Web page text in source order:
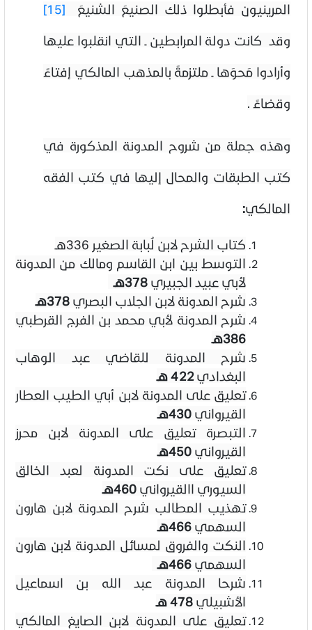
المرينيون فأبطلوا ذلك الصنيعَ الشنيعَ
وقد كانت دولة المرابطين ـ التي انقلبوا عليها
وأرادوا مَحوَها ـ ملتزمةً بالمذهب المالكي إفتاءً
وقضاءً .
وهذه جملة من شروح المدونة المذكورة في
كتب الطبقات والمحال إليها في كتب الفقه
المالكي:
كتاب الشرح لابن لُبابة الصغير336هـ
التوسط بين ابن القاسم ومالك من المدونة
لأبي عبيد الجبيري378هـ
شرح المدونة لابن الجلاب البصري378هـ
شرح المدونة لأبي محمد بن الفرج القرطبي
386هـ
شرح المدونة للقاضي عبد الوهاب
البغدادي422 هـ
تعليق على المدونة لابن أبي الطيب العطار
القيرواني430هـ
التبصرة تعليق على المدونة لابن محرز
القيرواني450هـ
تعليق على نكت المدونة لعبد الخالق
السيوري االقيرواني460هـ
تهذيب المطالب شرح المدونة لابن هارون
السهمي466هـ
النكت والفروق لمسائل المدونة لابن هارون
السهمي466هـ
شرحا المدونة عبد الله بن اسماعيل
الأشبيلي478 هـ
تعليق على المدونة لابن الصايغ المالكي